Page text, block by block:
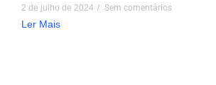
2 de julho de 2024 / Sem comentários
Ler Mais